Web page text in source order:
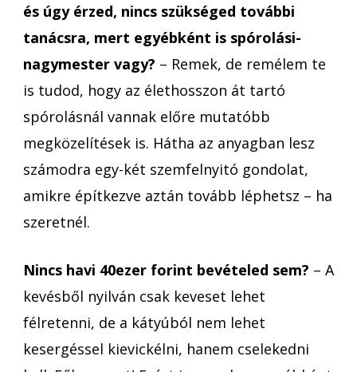
és úgy érzed, nincs szükséged további
tanácsra, mert egyébként is spórolási-
nagymester vagy? – Remek, de remélem te
is tudod, hogy az élethosszon át tartó
spórolásnál vannak előre mutatóbb
megközelítések is. Hátha az anyagban lesz
számodra egy-két szemfelnyitó gondolat,
amikre építkezve aztán tovább léphetsz – ha
szeretnél.
Nincs havi 40ezer forint bevételed sem? – A
kevésből nyilván csak keveset lehet
félretenni, de a kátyúból nem lehet
kesergéssel kievickélni, hanem cselekedni